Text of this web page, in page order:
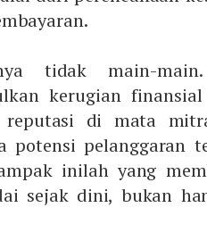
tidak main-
kerugian
reputasi di mata
potensi pelanggaran
inilah yang
sejak dini, bukan